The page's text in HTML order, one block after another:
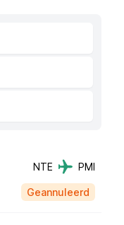
NTE PMI
Geannuleerd